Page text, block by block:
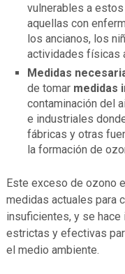
vulnerables a
aquellas con
los ancianos, los
actividades físicas
Medidas
de tomar medidas
contaminación del
e industriales
fábricas y otras
la formación de
Este exceso de ozono
medidas actuales para
insuficientes, y se
estrictas y efectivas
el medio ambiente.